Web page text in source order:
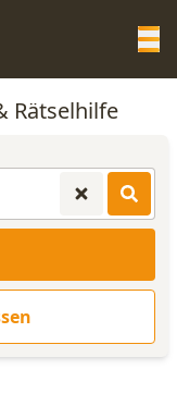
HILFE
Rätselhilfe